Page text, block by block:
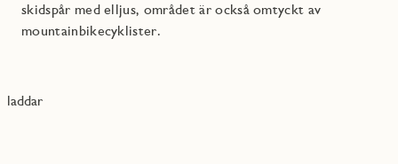
skidspår med elljus, området är också omtyckt av
mountainbikecyklister.
laddar